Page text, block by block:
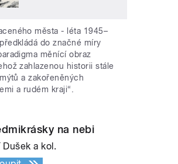
města - léta 1945–
do značné míry
měnící obraz
zahlazenou historii stále
a zakořeněných
a rudém kraji“.
na nebi
Dušek a kol.